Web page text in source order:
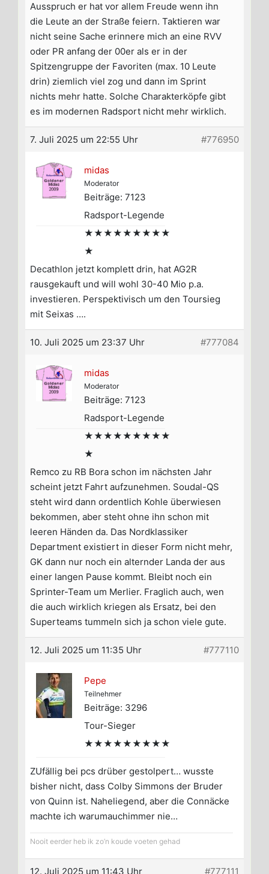
Ausspruch er hat vor allem Freude wenn ihn
die Leute an der Straße feiern. Taktieren war
nicht seine Sache erinnere mich an eine RVV
oder PR anfang der 00er als er in der
Spitzengruppe der Favoriten (max. 10 Leute
drin) ziemlich viel zog und dann im Sprint
nichts mehr hatte. Solche Charakterköpfe gibt
es im modernen Radsport nicht mehr wirklich.
7. Juli 2025 um 22:55 Uhr #776950
midas
Moderator
Beiträge: 7123
Radsport-Legende
★★★★★★★★★
★
Decathlon jetzt komplett drin, hat AG2R
rausgekauft und will wohl 30-40 Mio p.a.
investieren. Perspektivisch um den Toursieg
mit Seixas ….
10. Juli 2025 um 23:37 Uhr #777084
midas
Moderator
Beiträge: 7123
Radsport-Legende
★★★★★★★★★
★
Remco zu RB Bora schon im nächsten Jahr
scheint jetzt Fahrt aufzunehmen. Soudal-QS
steht wird dann ordentlich Kohle überwiesen
bekommen, aber steht ohne ihn schon mit
leeren Händen da. Das Nordklassiker
Department existiert in dieser Form nicht mehr,
GK dann nur noch ein alternder Landa der aus
einer langen Pause kommt. Bleibt noch ein
Sprinter-Team um Merlier. Fraglich auch, wen
die auch wirklich kriegen als Ersatz, bei den
Superteams tummeln sich ja schon viele gute.
12. Juli 2025 um 11:35 Uhr #777110
Pepe
Teilnehmer
Beiträge: 3296
Tour-Sieger
★★★★★★★★★
ZUfällig bei pcs drüber gestolpert… wusste
bisher nicht, dass Colby Simmons der Bruder
von Quinn ist. Naheliegend, aber die Connäcke
machte ich warumauchimmer nie…
Nooit eerder heb ik zo’n koude voeten gehad
12. Juli 2025 um 11:43 Uhr #777111